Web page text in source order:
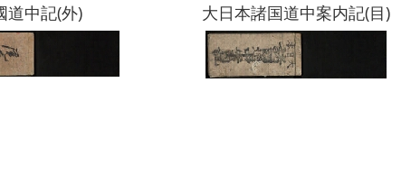
道中記(外) 大日本諸国道中案内記(目)